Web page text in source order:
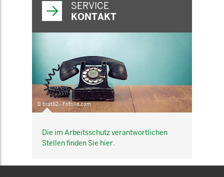
SERVICE
KONTAKT
© brat82 - Fotolia.com
Die im Arbeitsschutz verantwortlichen
Stellen finden Sie hier.